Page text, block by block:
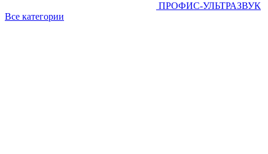
ПРОФИС-УЛЬТРАЗВУК
Все категории